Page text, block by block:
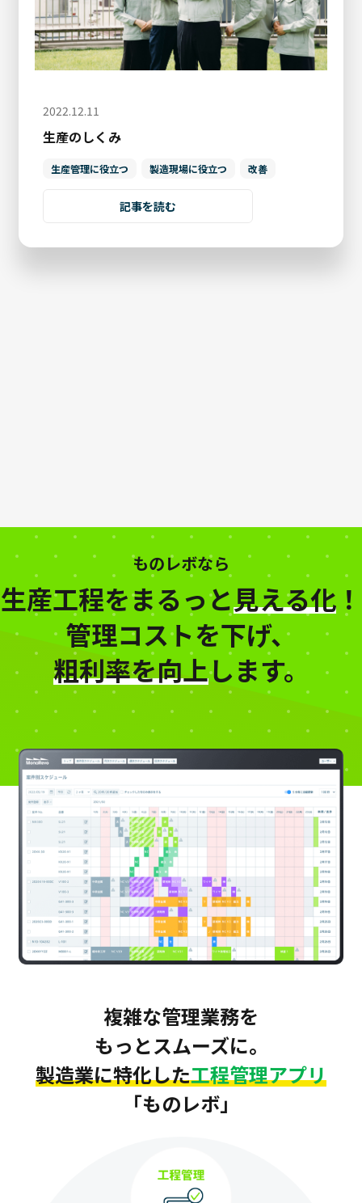
2022.12.11
生産のしくみ
生産管理に役立つ 製造現場に役立つ 改善
記事を読む
ものレボなら
生産工程をまるっと見える化！
管理コストを下げ、
粗利率を向上します。
複雑な管理業務を
もっとスムーズに。
製造業に特化した工程管理アプリ
「ものレボ」